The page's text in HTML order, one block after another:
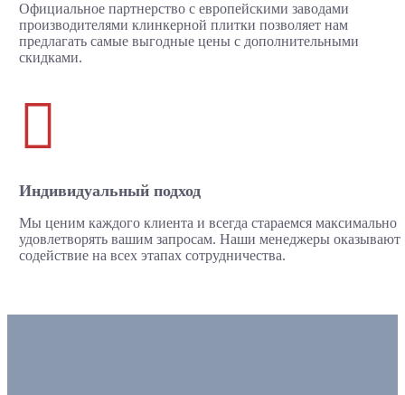
Официальное партнерство с европейскими заводами
производителями клинкерной плитки позволяет нам
предлагать самые выгодные цены с дополнительными
скидками.

Индивидуальный подход
Мы ценим каждого клиента и всегда стараемся максимально
удовлетворять вашим запросам. Наши менеджеры оказывают
содействие на всех этапах сотрудничества.